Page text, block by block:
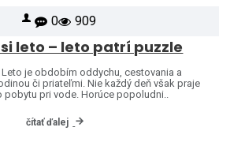
0 909
leto – leto patrí puzzle
je obdobím oddychu, cestovania a
či priateľmi. Nie každý deň však praje
pobytu pri vode. Horúce popoludni..
čítať ďalej